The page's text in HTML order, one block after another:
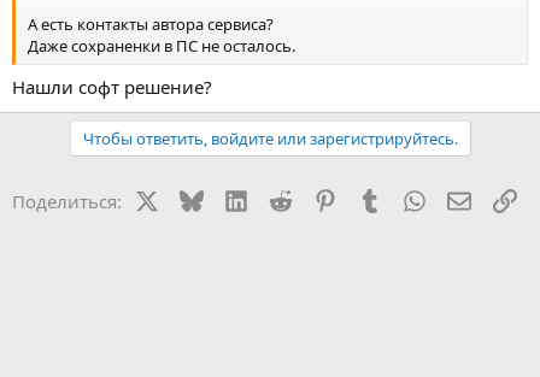
А есть контакты автора сервиса?
Даже сохраненки в ПС не осталось.
Нашли софт решение?
Чтобы ответить, войдите или зарегистрируйтесь.
Поделиться: BlueskyLinkedIn
Reddit PinterestTumblr WhatsApp